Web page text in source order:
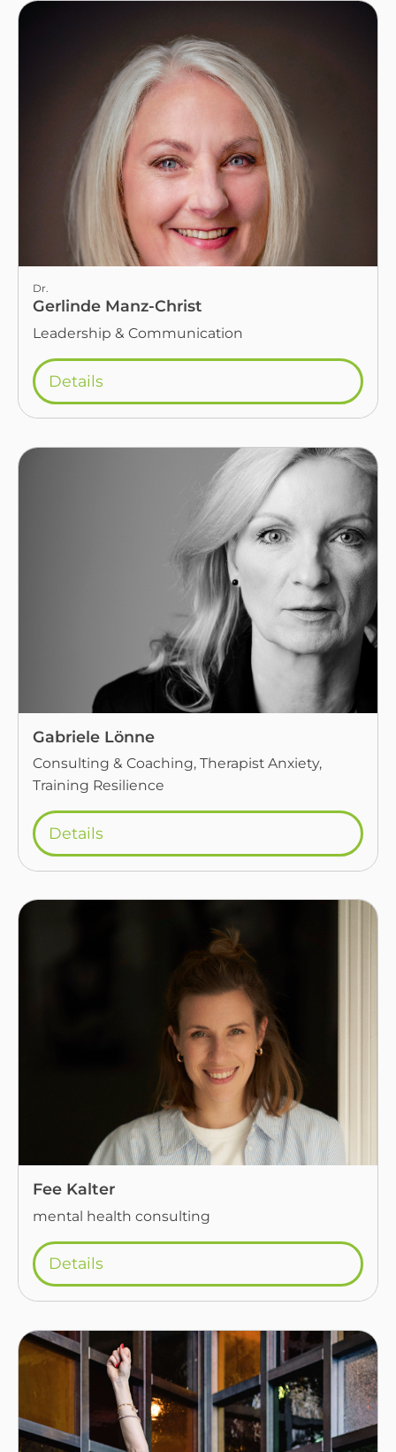
Dr.
Gerlinde Manz-Christ
Leadership & Communication
Details
Gabriele Lönne
Consulting & Coaching, Therapist Anxiety,
Training Resilience
Details
Fee Kalter
mental health consulting
Details